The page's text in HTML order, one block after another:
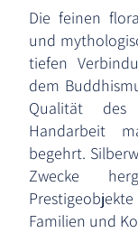
Die feinen
und
tiefen
dem
Qualität
Handarbeit
begehrt.
Zwecke
Familien und